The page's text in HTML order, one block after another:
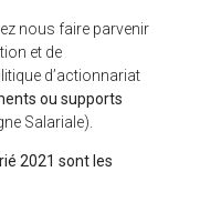
nous faire parvenir
et de
d’actionnariat
ou supports
Salariale).
2021 sont les